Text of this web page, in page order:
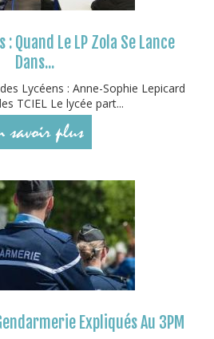
: Quand Le LP Zola Se Lance
Dans...
Lycéens : Anne-Sophie Lepicard
TCIEL Le lycée part...
savoir plus
Expliqués Au 3PM